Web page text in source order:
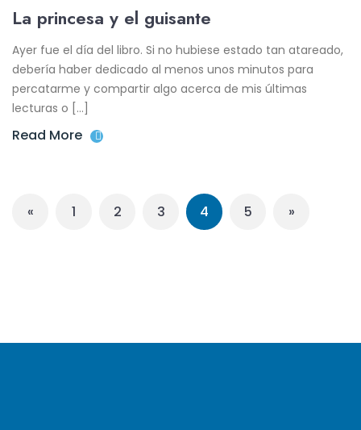
La princesa y el guisante
Ayer fue el día del libro. Si no hubiese estado tan atareado,
debería haber dedicado al menos unos minutos para
percatarme y compartir algo acerca de mis últimas
lecturas o […]
Read More
« 1 2 3 4 5 »